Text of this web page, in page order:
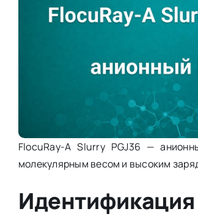
FlocuRay-A Slurry PGJ36 —
молекулярным весом и высоким
Идентификация